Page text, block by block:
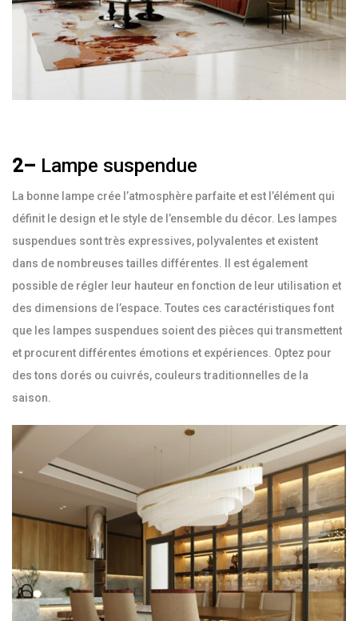
2– Lampe suspendue
La bonne lampe crée l’atmosphère parfaite et est l’élément qui
définit le design et le style de l’ensemble du décor. Les lampes
suspendues sont très expressives, polyvalentes et existent
dans de nombreuses tailles différentes. Il est également
possible de régler leur hauteur en fonction de leur utilisation et
des dimensions de l’espace. Toutes ces caractéristiques font
que les lampes suspendues soient des pièces qui transmettent
et procurent différentes émotions et expériences. Optez pour
des tons dorés ou cuivrés, couleurs traditionnelles de la
saison.